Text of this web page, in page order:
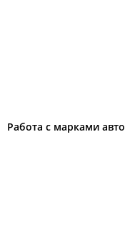
Работа с марками авто